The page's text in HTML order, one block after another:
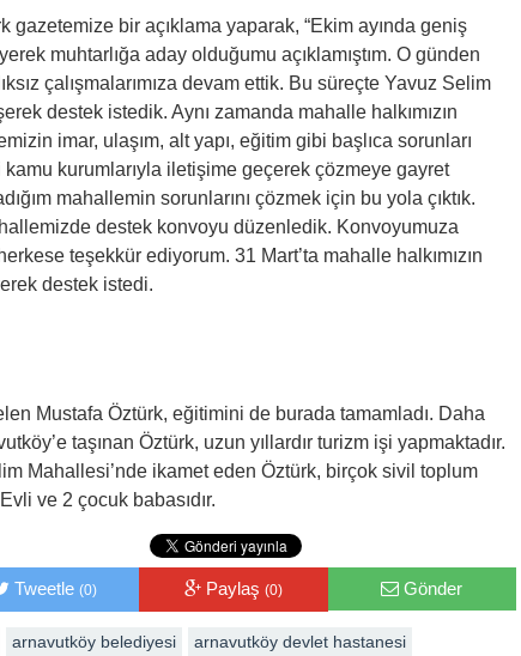
gazetemize bir açıklama yaparak, “Ekim ayında geniş
muhtarlığa aday olduğumu açıklamıştım. O günden
çalışmalarımıza devam ettik. Bu süreçte Yavuz Selim
destek istedik. Aynı zamanda mahalle halkımızın
imar, ulaşım, alt yapı, eğitim gibi başlıca sorunları
kamu kurumlarıyla iletişime geçerek çözmeye gayret
mahallemin sorunlarını çözmek için bu yola çıktık.
destek konvoyu düzenledik. Konvoyumuza
teşekkür ediyorum. 31 Mart’ta mahalle halkımızın
destek istedi.
Mustafa Öztürk, eğitimini de burada tamamladı. Daha
taşınan Öztürk, uzun yıllardır turizm işi yapmaktadır.
Mahallesi’nde ikamet eden Öztürk, birçok sivil toplum
ve 2 çocuk babasıdır.
Tweetle (0) Paylaş (0) Gönder
arnavutköy belediyesi
arnavutköy devlet hastanesi